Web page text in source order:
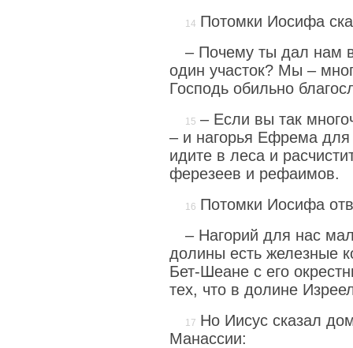
Потомки Иосифа
– Почему ты дал нам
один участок? Мы –
Господь обильно
– Если вы так
– и нагорья Ефрема
идите в леса и
ферезеев и рефаимов.
Потомки Иосифа
– Нагорий для нас
долины есть железные
Бет-Шеане с его
тех, что в долине
Но Иисус сказал
Манассии: